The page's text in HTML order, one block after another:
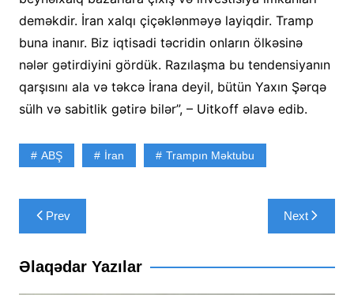
deməkdir. İran xalqı çiçəklənməyə layiqdir. Tramp
buna inanır. Biz iqtisadi təcridin onların ölkəsinə
nələr gətirdiyini gördük. Razılaşma bu tendensiyanın
qarşısını ala və təkcə İrana deyil, bütün Yaxın Şərqə
sülh və sabitlik gətirə bilər”, – Uitkoff əlavə edib.
ABŞ İran Trampın Məktubu
Yazı
naviqasiyası
Prev Next
Əlaqədar Yazılar